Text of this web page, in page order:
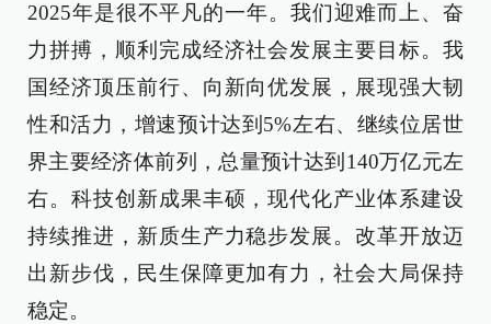
2025年是很不平凡的一年。我们迎难而上、奋
力拼搏，顺利完成经济社会发展主要目标。我
国经济顶压前行、向新向优发展，展现强大韧
性和活力，增速预计达到5%左右、继续位居世
界主要经济体前列，总量预计达到140万亿元左
右。科技创新成果丰硕，现代化产业体系建设
持续推进，新质生产力稳步发展。改革开放迈
出新步伐，民生保障更加有力，社会大局保持
稳定。